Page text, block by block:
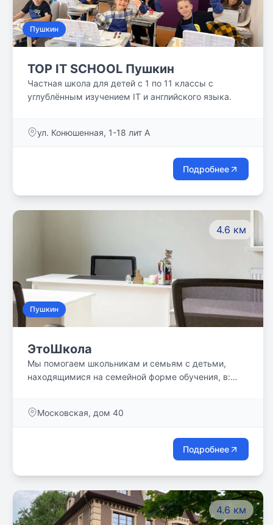
Пушкин
TOP IT SCHOOL Пушкин
Частная школа для детей с 1 по 11 классы с
углублённым изучением IT и английского языка.
ул. Конюшенная, 1-18 лит А
Подробнее
4.6 км
Пушкин
ЭтоШкола
Мы помогаем школьникам и семьям с детьми,
находящимися на семейной форме обучения, в:
аттестации, организации контроля освоения
Московская, дом 40
Подробнее
4.6 км